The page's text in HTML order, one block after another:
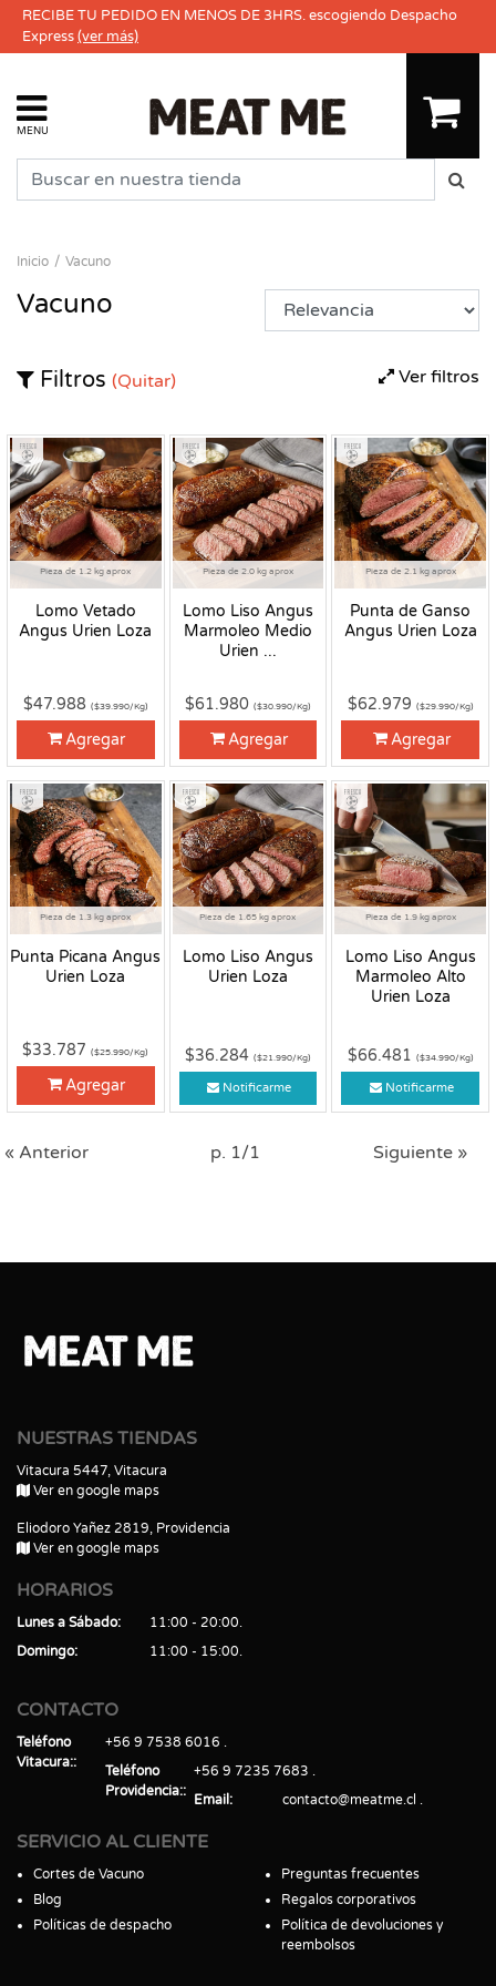
RECIBE TU PEDIDO EN MENOS DE 3HRS. escogiendo Despacho
Express(ver más)
MENU
Inicio Vacuno
Vacuno
Ver filtros
Filtros (Quitar)
Pieza de 1.2 kg aprox
Lomo Vetado
Angus Urien Loza
Fresco
$47.988 ($39.990/Kg)
Agregar
Pieza de 2.0 kg aprox
Lomo Liso Angus
Marmoleo Medio
Urien ...
Fresco
$61.980 ($30.990/Kg)
Agregar
Pieza de 2.1 kg aprox
Punta de Ganso
Angus Urien Loza
Fresco
$62.979 ($29.990/Kg)
Agregar
Pieza de 1.3 kg aprox
Punta Picana Angus
Urien Loza
Fresco
$33.787($25.990/Kg)
Agregar
Pieza de 1.65 kg aprox
Lomo Liso Angus
Urien Loza
Fresco
$36.284 ($21.990/Kg)
Notificarme
Pieza de 1.9 kg aprox
Lomo Liso Angus
Marmoleo Alto
Urien Loza
Fresco
$66.481 ($34.990/Kg)
Notificarme
« Anterior p. 1/1 Siguiente »
NUESTRAS TIENDAS
Vitacura 5447, Vitacura
Ver en google maps
Eliodoro Yañez 2819, Providencia
Ver en google maps
HORARIOS
Lunes a Sábado
11:00 - 20:00
Domingo
11:00 - 15:00
CONTACTO
Teléfono
Vitacura:
+56 9 7538 6016
Teléfono
Providencia:
+56 9 7235 7683
Email
contacto@meatme.cl
SERVICIO AL CLIENTE
Cortes de Vacuno
Blog
Políticas de despacho
Preguntas frecuentes
Regalos corporativos
Política de devoluciones y
reembolsos